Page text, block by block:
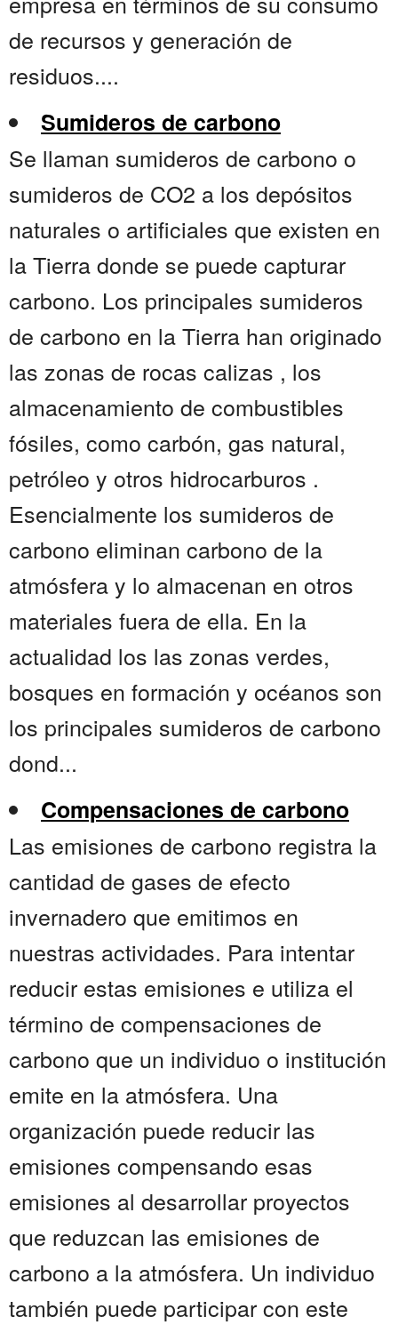
de recursos y generación de
residuos....
Sumideros de carbono
Se llaman sumideros de carbono o
sumideros de CO2 a los depósitos
naturales o artificiales que existen en
la Tierra donde se puede capturar
carbono. Los principales sumideros
de carbono en la Tierra han originado
las zonas de rocas calizas , los
almacenamiento de combustibles
fósiles, como carbón, gas natural,
petróleo y otros hidrocarburos .
Esencialmente los sumideros de
carbono eliminan carbono de la
atmósfera y lo almacenan en otros
materiales fuera de ella. En la
actualidad los las zonas verdes,
bosques en formación y océanos son
los principales sumideros de carbono
dond...
Compensaciones de carbono
Las emisiones de carbono registra la
cantidad de gases de efecto
invernadero que emitimos en
nuestras actividades. Para intentar
reducir estas emisiones e utiliza el
término de compensaciones de
carbono que un individuo o institución
emite en la atmósfera. Una
organización puede reducir las
emisiones compensando esas
emisiones al desarrollar proyectos
que reduzcan las emisiones de
carbono a la atmósfera. Un individuo
también puede participar con este